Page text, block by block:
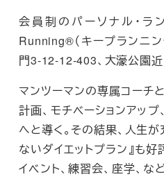
会員制のパーソナル・ラ
Running®（キープランニン
門3-12-12-403、大濠公園近
マンツーマンの専属コーチ
計画、モチベーションアッ
へと導く。その結果、人生が
ないダイエットプラン』も
イベント、練習会、座学、